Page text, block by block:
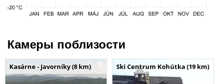
Камеры поблизости
Kasárne - Javorníky (8 km) Ski Centrum Kohútka (19 km)